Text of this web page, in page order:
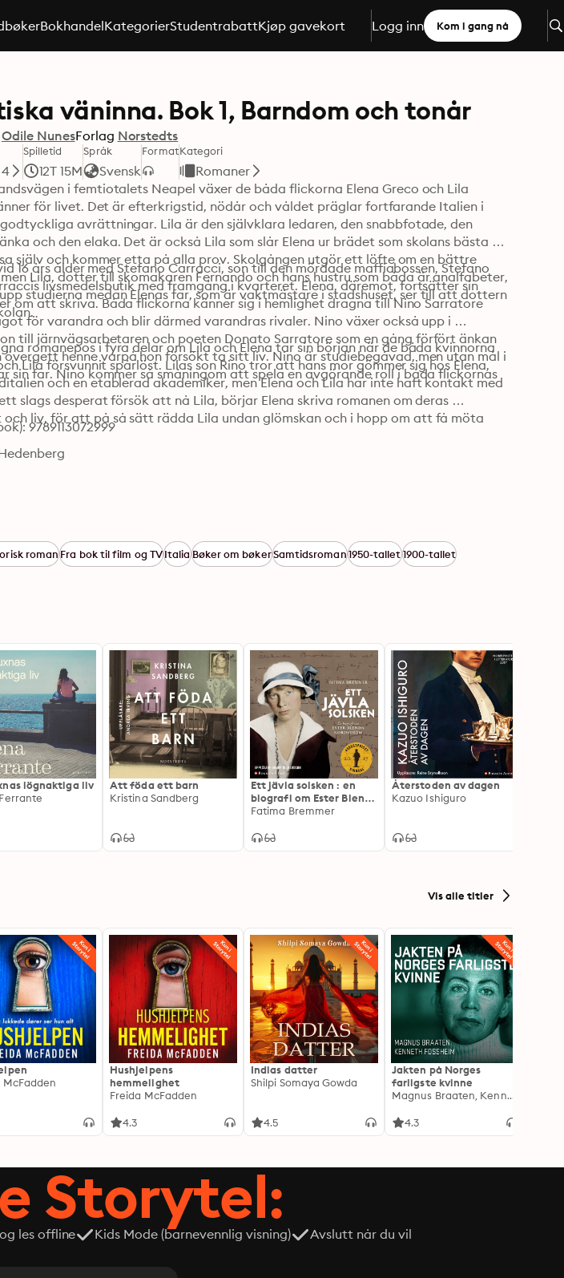
BokhandelKategorierStudentrabattKjøp gavekort Logg inn Kom i gang nå
väninna. Bok 1, Barndom och tonår
Odile NunesForlag Norstedts
Spilletid
12T 15M
Språk
Svensk
FormatKategori
Romaner
i femtiotalets Neapel växer de båda flickorna Elena Greco och Lila
för livet. Det är efterkrigstid, nödår och våldet präglar fortfarande Italien i
avrättningar. Lila är den självklara ledaren, den snabbfotade, den
och den elaka. Det är också Lila som slår Elena ur brädet som skolans bästa
själv och kommer etta på alla prov. Skolgången utgör ett löfte om en bättre
Lila, dotter till skomakaren Fernando och hans hustru som båda är analfabeter,
studierna medan Elenas far, som är vaktmästare i stadshuset, ser till att dottern
16 års ålder med Stefano Carracci, son till den mördade maffiabossen, Stefano
livsmedelsbutik med framgång i kvarteret. Elena, däremot, fortsätter sin
om att skriva. Båda flickorna känner sig i hemlighet dragna till Nino Sarratore
för varandra och blir därmed varandras rivaler. Nino växer också upp i
till järnvägsarbetaren och poeten Donato Sarratore som en gång förfört änkan
övergett henne varpå hon försökt ta sitt liv. Nino är studiebegåvad, men utan mål i
sin far. Nino kommer så småningom att spela en avgörande roll i båda flickornas
romanepos i fyra delar om Lila och Elena tar sin början när de båda kvinnorna
Lila försvunnit spårlöst. Lilas son Rino tror att hans mor gömmer sig hos Elena,
och en etablerad akademiker, men Elena och Lila har inte haft kontakt med
slags desperat försök att nå Lila, börjar Elena skriva romanen om deras
och liv, för att på så sätt rädda Lila undan glömskan och i hopp om att få möta
9789113072999
romanFra bok til film og TVItaliaBøker om bøkerSamtidsroman1950-tallet1900-tallet
lögnaktiga liv
Att föda ett barn
Kristina Sandberg
Ett jävla solsken : en
biografi om Ester Blenda
Nordström
Fatima Bremmer
Återstoden av dagen
Kazuo Ishiguro
Vis alle titler
McFadden
Hushjelpens
hemmelighet
Freida McFadden
4.3
Indias datter
Shilpi Somaya Gowda
4.5
Jakten på Norges
farligste kvinne
Magnus Braaten, Kenneth Fossheim
4.3
Storytel:
les offline Kids Mode (barnevennlig visning) Avslutt når du vil